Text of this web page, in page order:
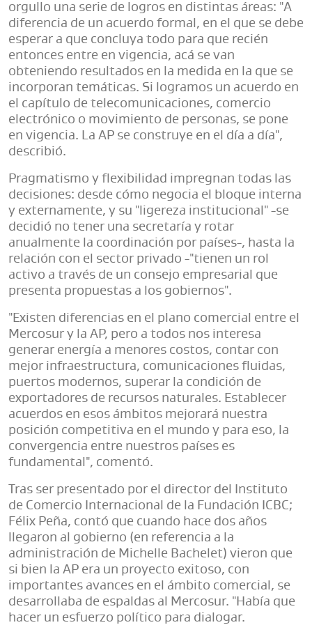
orgullo una serie de logros en distintas áreas: "A
diferencia de un acuerdo formal, en el que se debe
esperar a que concluya todo para que recién
entonces entre en vigencia, acá se van
obteniendo resultados en la medida en la que se
incorporan temáticas. Si logramos un acuerdo en
el capítulo de telecomunicaciones, comercio
electrónico o movimiento de personas, se pone
en vigencia. La AP se construye en el día a día",
describió.
Pragmatismo y flexibilidad impregnan todas las
decisiones: desde cómo negocia el bloque interna
y externamente, y su "ligereza institucional" -se
decidió no tener una secretaría y rotar
anualmente la coordinación por países-, hasta la
relación con el sector privado -"tienen un rol
activo a través de un consejo empresarial que
presenta propuestas a los gobiernos".
"Existen diferencias en el plano comercial entre el
Mercosur y la AP, pero a todos nos interesa
generar energía a menores costos, contar con
mejor infraestructura, comunicaciones fluidas,
puertos modernos, superar la condición de
exportadores de recursos naturales. Establecer
acuerdos en esos ámbitos mejorará nuestra
posición competitiva en el mundo y para eso, la
convergencia entre nuestros países es
fundamental", comentó.
Tras ser presentado por el director del Instituto
de Comercio Internacional de la Fundación ICBC;
Félix Peña, contó que cuando hace dos años
llegaron al gobierno (en referencia a la
administración de Michelle Bachelet) vieron que
si bien la AP era un proyecto exitoso, con
importantes avances en el ámbito comercial, se
desarrollaba de espaldas al Mercosur. "Había que
hacer un esfuerzo político para dialogar.